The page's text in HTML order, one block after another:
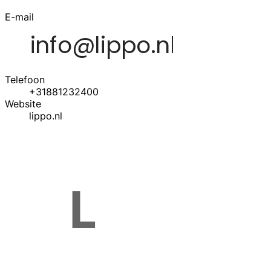
E-mail
Telefoon
+31881232400
Website
lippo.nl